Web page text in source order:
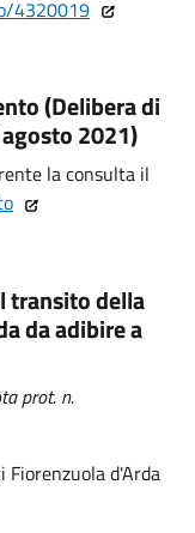
4320019
(Delibera di
2021)
la consulta il
transito della
da adibire a
prot. n.
d'Arda